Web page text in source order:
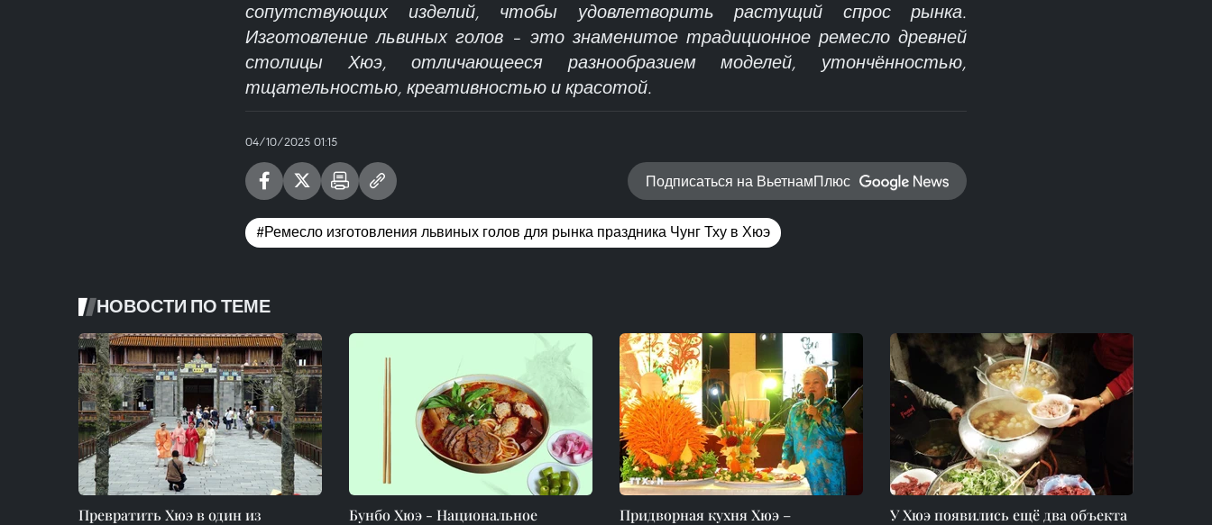
сопутствующих изделий, чтобы удовлетворить растущий спрос рынка.
Изготовление львиных голов – это знаменитое традиционное ремесло древней
столицы Хюэ, отличающееся разнообразием моделей, утончённостью,
тщательностью, креативностью и красотой.
04/10/2025 01:15
Подписаться на ВьетнамПлюс
#Ремесло изготовления львиных голов для рынка праздника Чунг Тху в Хюэ
НОВОСТИ ПО ТЕМЕ
Превратить Хюэ в один из
Бунбо Хюэ - Национальное
Придворная кухня Хюэ –
У Хюэ появились ещё два объекта